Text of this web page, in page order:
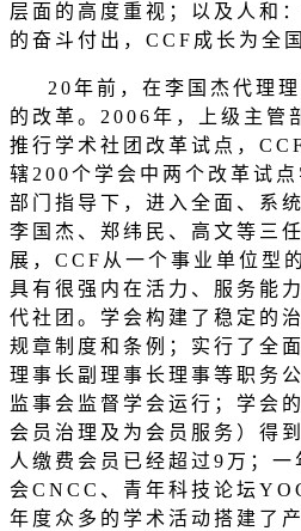
层面的高度重视；以及人和
的奋斗付出， CCF 成长为全
20年前，在李国杰代理
的改革。 2006年，上级主管
推行学术社团改革试点，
辖 200个学会中两个改革试
部门指导下，进入全面、系
李国杰、郑纬民、高文等三
展， CCF 从一个事业单位型
具有很强内在活力、服务能
代社团。学会构建了稳定的
规章制度和条例；实行了全
理事长副理事长理事等职务
监事会监督学会运行；学会的
会员治理及为会员服务）得
人缴费会员已经超过 9 万；一
会CNCC 、青年科技论坛
年度众多的学术活动搭建了